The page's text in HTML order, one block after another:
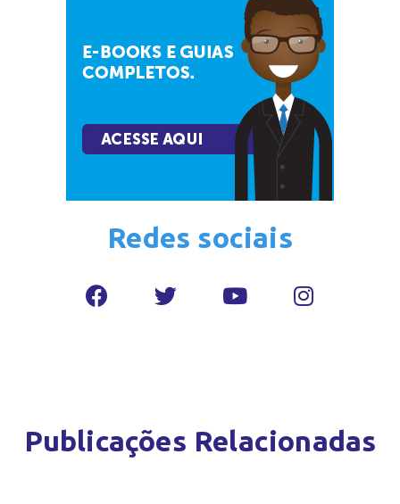
Redes sociais
Publicações Relacionadas